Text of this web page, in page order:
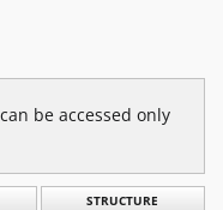
be accessed only
STRUCTURE